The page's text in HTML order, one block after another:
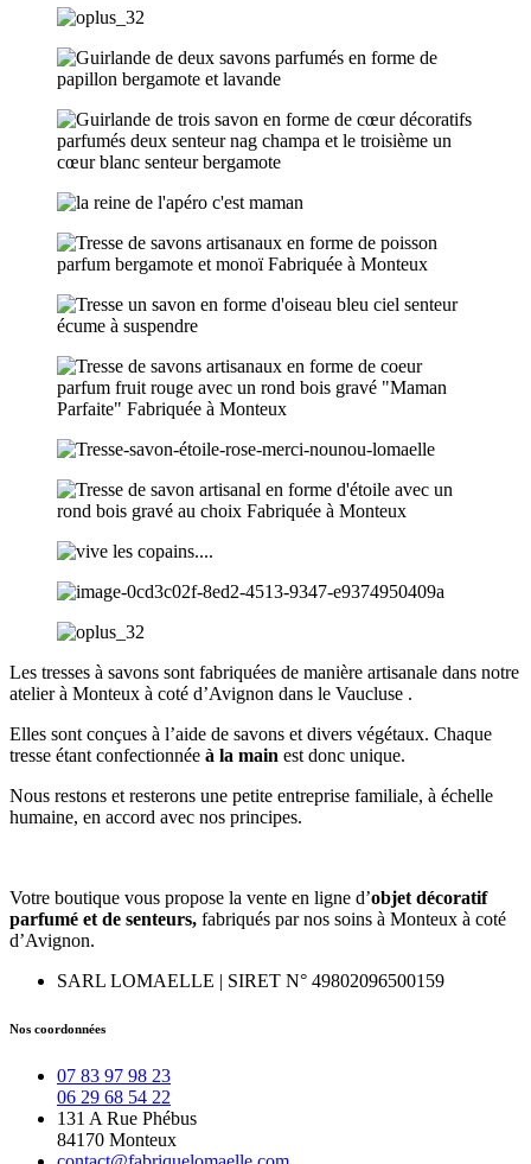
Les tresses à savons sont fabriquées de manière artisanale dans notre
atelier à Monteux à coté d’Avignon dans le Vaucluse .
Elles sont conçues à l’aide de savons et divers végétaux. Chaque
tresse étant confectionnée à la main est donc unique.
Nous restons et resterons une petite entreprise familiale, à échelle
humaine, en accord avec nos principes.
Votre boutique vous propose la vente en ligne d’objet décoratif
parfumé et de senteurs, fabriqués par nos soins à Monteux à coté
d’Avignon.
SARL LOMAELLE | SIRET N° 49802096500159
Nos coordonnées
07 83 97 98 23
06 29 68 54 22
131 A Rue Phébus
84170 Monteux